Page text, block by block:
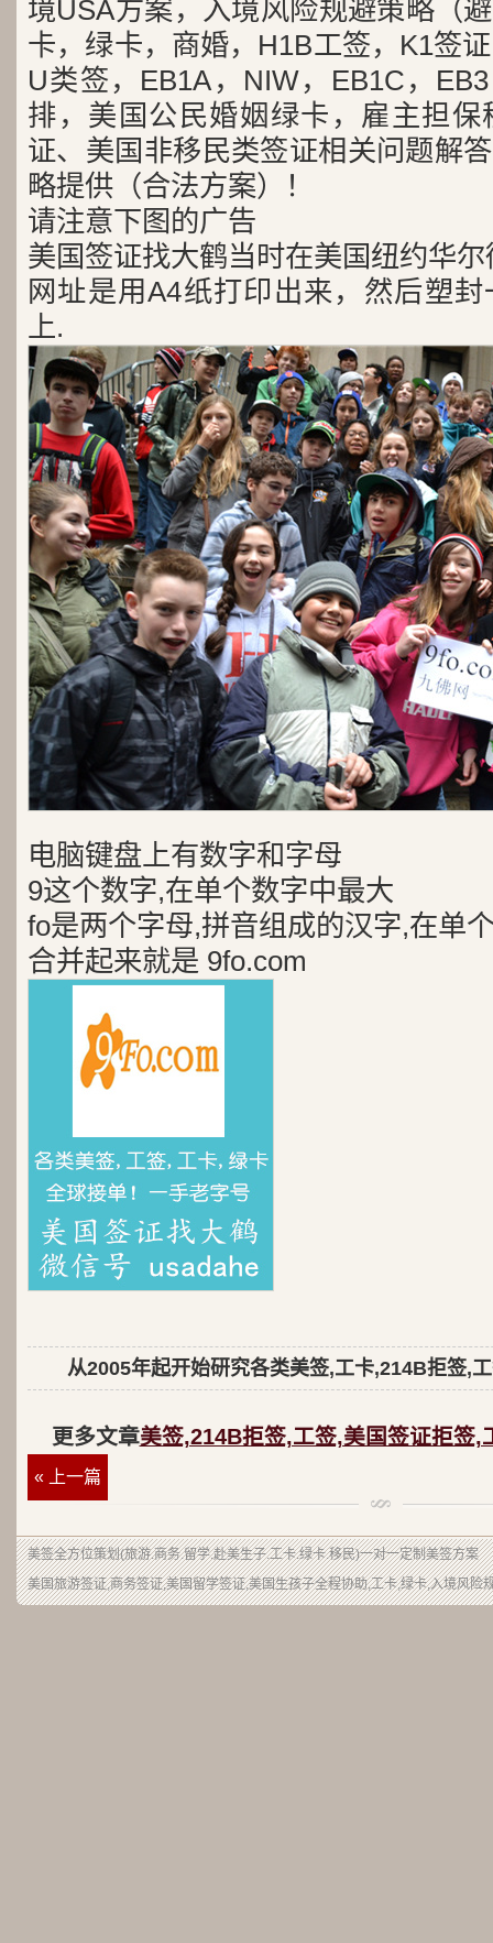
境USA方案，入境风险规避策略（
卡，绿卡，商婚，H1B工签，K1签
U类签，EB1A，NIW，EB1C，
排，美国公民婚姻绿卡，雇主担
证、美国非移民类签证相关问题解
略提供（合法方案）！
请注意下图的广告
美国签证找大鹤当时在美国纽约华
网址是用A4纸打印出来，然后塑
上.
电脑键盘上有数字和字母
9这个数字,在单个数字中最大
fo是两个字母,拼音组成的汉字,在单
合并起来就是 9fo.com
从2005年起开始研究各类美签,工卡,214B拒签,
更多文章美签,214B拒签,工签,美国签证拒签,
« 上一篇
美签全方位策划(旅游.商务.留学.赴美生子.工卡.绿卡.移民)一对一定制美签方案
美国旅游签证,商务签证,美国留学签证,美国生孩子全程协助,工卡,绿卡,入境风险